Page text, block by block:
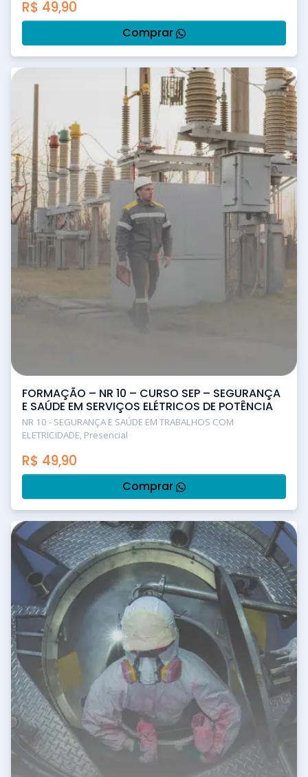
R$ 49,90
Comprar
FORMAÇÃO – NR 10 – CURSO SEP – SEGURANÇA
E SAÚDE EM SERVIÇOS ELÉTRICOS DE POTÊNCIA
NR 10 - SEGURANÇA E SAÚDE EM TRABALHOS COM
ELETRICIDADE, Presencial
R$ 49,90
Comprar